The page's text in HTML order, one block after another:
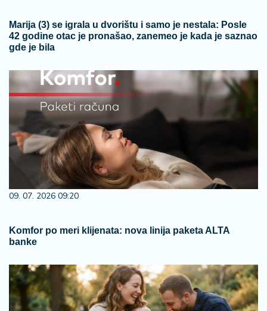
Marija (3) se igrala u dvorištu i samo je nestala: Posle
42 godine otac je pronašao, zanemeo je kada je saznao
gde je bila
09. 07. 2026 09:20
Komfor po meri klijenata: nova linija paketa ALTA
banke